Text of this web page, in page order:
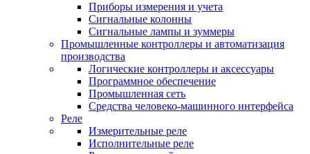
Приборы измерения и учета
Сигнальные колонны
Сигнальные лампы и зуммеры
Промышленные контроллеры и автоматизация
производства
Логические контроллеры и аксессуары
Программное обеспечение
Промышленная сеть
Средства человеко-машинного интерфейса
Реле
Измерительные реле
Исполнительные реле